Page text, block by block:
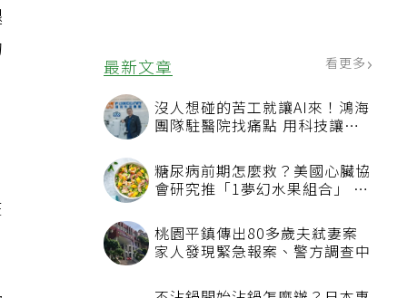
最新文章 看更多
沒人想碰的苦工就讓AI來！鴻海
團隊駐醫院找痛點 用科技讓醫
糖尿病前期怎麼救？美國心臟協
會研究推「1夢幻水果組合」 酪
桃園平鎮傳出80多歲夫弒妻案
家人發現緊急報案、警方調查中